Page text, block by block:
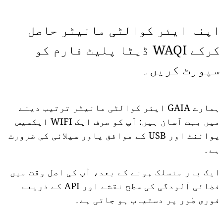
اپنا ایئر کوالٹی مانیٹر حاصل
کرکے WAQI ڈیٹا پلیٹ فارم کو
سپورٹ کریں۔
ہمارے GAIA ایئر کوالٹی مانیٹر ترتیب دینے
میں بہت آسان ہیں: آپ کو صرف ایک WIFI ایکسیس
پوائنٹ اور USB کے موافق پاور سپلائی کی ضرورت
ہے۔
ایک بار منسلک ہونے کے بعد، آپ کی اصل وقت میں
فضائی آلودگی کی سطح نقشے اور API کے ذریعے
فوری طور پر دستیاب ہو جاتی ہے۔